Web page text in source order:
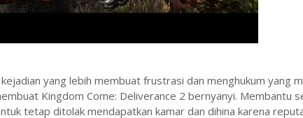
yang lebih membuat frustrasi dan menghukum yang
Kingdom Come: Deliverance 2 bernyanyi. Membantu
tetap ditolak mendapatkan kamar dan dihina karena